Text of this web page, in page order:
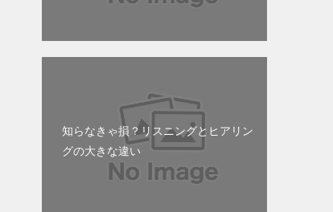
知らなきゃ損？リスニングとヒアリン
グの大きな違い